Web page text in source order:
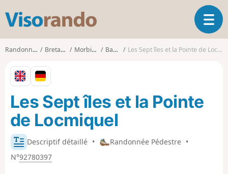
s
o
O
u
v
Randonnées Bretagne Morbihan Baden Les Sept îles et la Pointe de Locmiquel
Descriptif détaillé • Randonnée Pédestre •
N°92780397
Les Sept îles et la Pointe
de Locmiquel